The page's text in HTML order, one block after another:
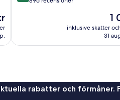
är
1
1
inklusive skatter
31
rabatter och förmåner.